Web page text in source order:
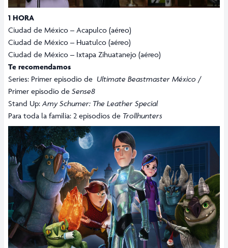
1 HORA
Ciudad de México – Acapulco (aéreo)
Ciudad de México – Huatulco (aéreo)
Ciudad de México – Ixtapa Zihuatanejo (aéreo)
Te recomendamos
Series: Primer episodio de Ultimate Beastmaster México /
Primer episodio de Sense8
Stand Up:Amy Schumer: The Leather Special
Para toda la familia: 2 episodios de Trollhunters